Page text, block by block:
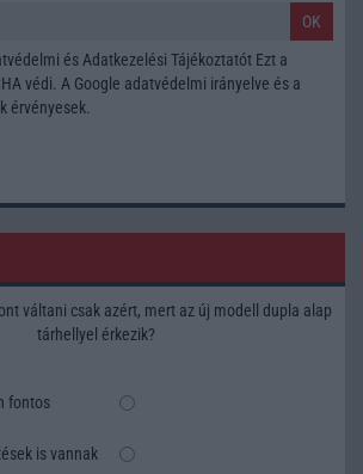
OK
és Adatkezelési Tájékoztatót Ezt a
védi. A Google adatvédelmi irányelve és a
érvényesek.
váltani csak azért, mert az új modell dupla alap
tárhellyel érkezik?
fontos
is vannak